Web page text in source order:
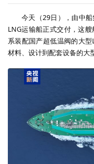
今天（29日），由中
LNG运输船正式交付，这
系装配国产超低温阀的大
材料、设计到配套设备的大